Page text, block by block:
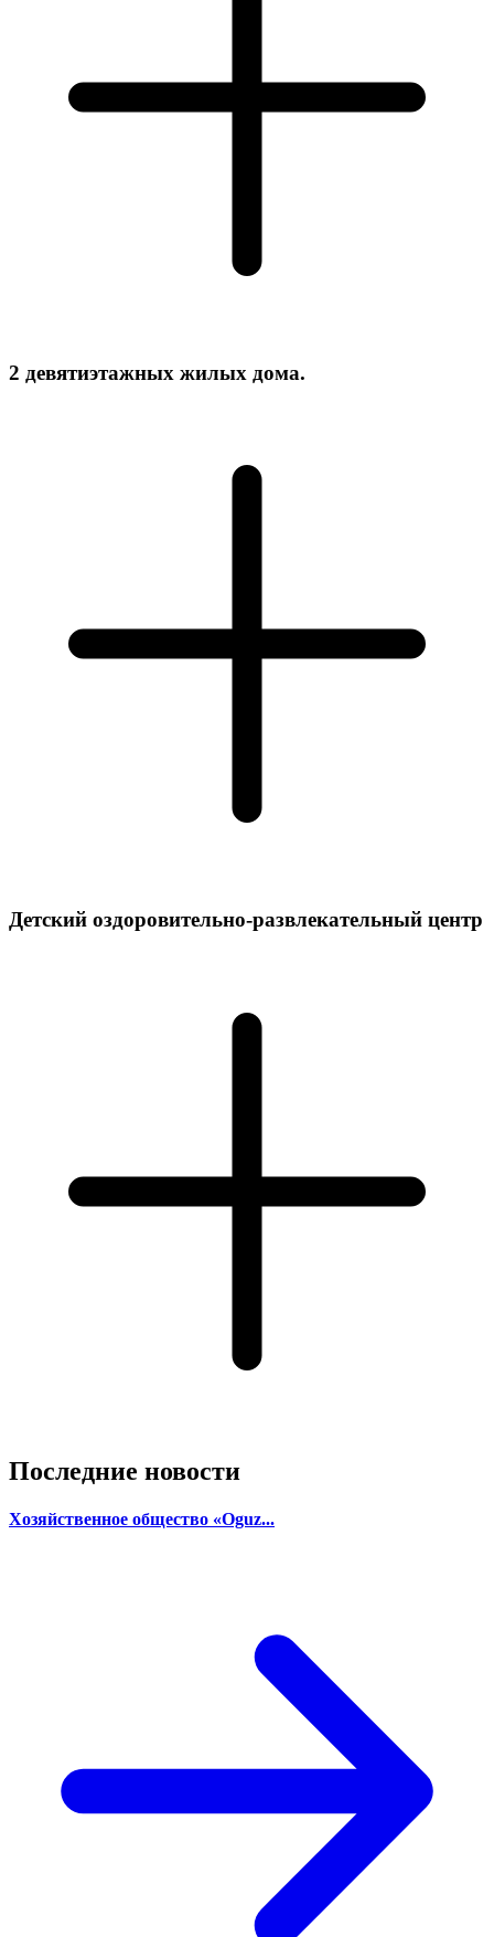
2 девятиэтажных жилых дома.
Детский оздоровительно-развлекательный центр
Последние новости
Хозяйственное общество «Oguz...